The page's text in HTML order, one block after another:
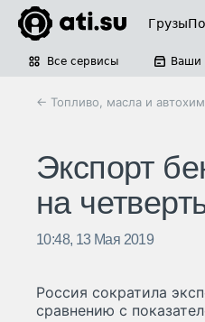
Грузы
Все сервисы Ваши
← Топливо, масла и
Экспорт
на
10:48, 13 Мая 2019
Россия сократила
сравнению с